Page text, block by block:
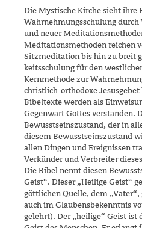
Die Mystische Kirche sieht ihre
Wahrnehmungs­schulung
und neuer
Meditationsmethoden reichen
Sitzmeditation bis hin zu breit
keitsschulung für den
Kernmethode zur
christlich-orthodoxe
Bibeltexte werden als
Gegenwart Gottes verstanden.
Bewusstseinszustand, der in
diesem Bewusstseinszustand
allen Dingen und Ereignissen
Verkünder und Verbreiter
Die Bibel nennt diesen
Geist“. Dieser „Heilige Geist“
göttlichen Quelle, dem
auch im Glaubensbekenntnis
gelehrt). Der „heilige“ Geist ist